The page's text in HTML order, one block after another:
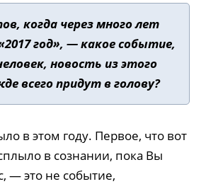
когда через много лет
год», — какое событие,
новость из этого
всего придут в голову?
в этом году. Первое, что вот
в сознании, пока Вы
— это не событие,